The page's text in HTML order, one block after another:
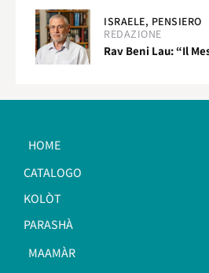
ISRAELE, PENSIERO
REDAZIONE
Rav Beni Lau: “Il
HOME
CATALOGO
KOLÒT
PARASHÀ
MAAMÀR